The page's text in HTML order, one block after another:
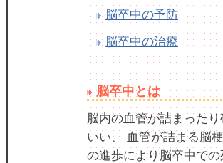
脳卒中の予防
脳卒中の治療
脳卒中とは
脳内の血管が詰まった
いい、 血管が詰まる脳
の進歩により脳卒中で